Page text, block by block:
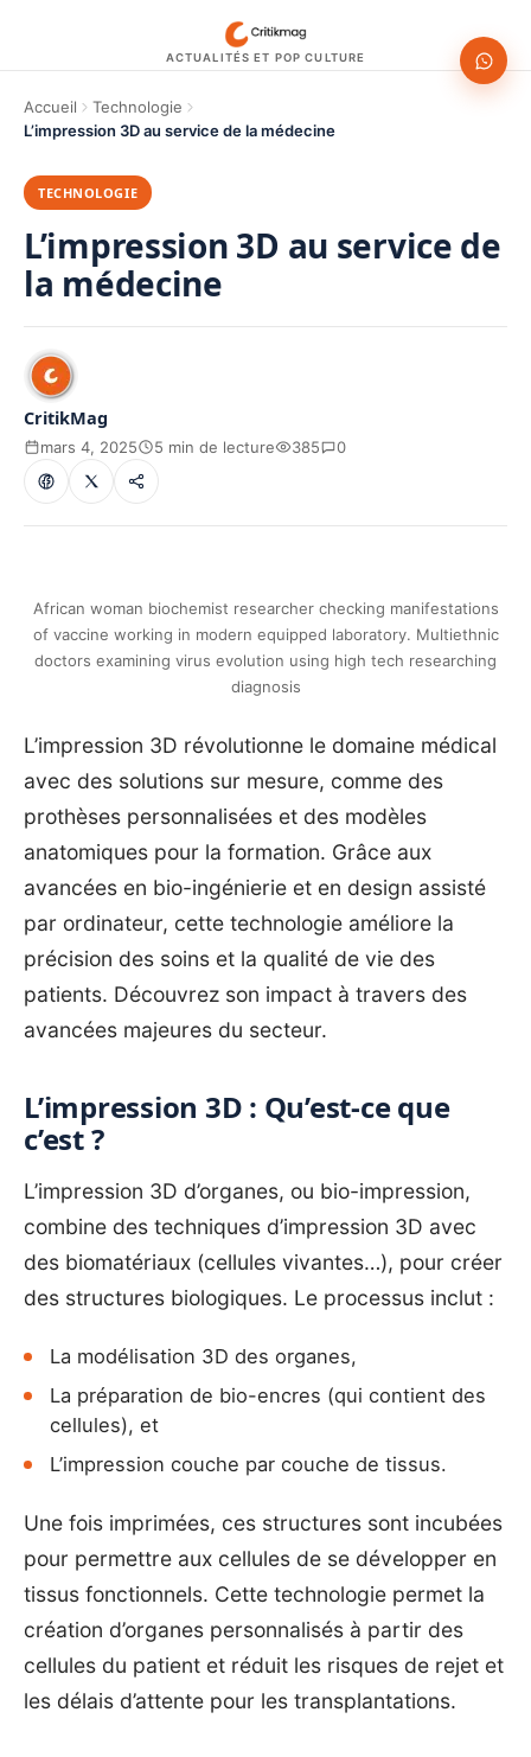
ACTUALITÉS ET POP CULTURE
Accueil
Technologie
L’impression 3D au service de la médecine
TECHNOLOGIE
L’impression 3D au service de
la médecine
CritikMag
mars 4, 2025 5 min de lecture 385 0
African woman biochemist researcher checking manifestations
of vaccine working in modern equipped laboratory. Multiethnic
doctors examining virus evolution using high tech researching
diagnosis
L’impression 3D révolutionne le domaine médical
avec des solutions sur mesure, comme des
prothèses personnalisées et des modèles
anatomiques pour la formation. Grâce aux
avancées en bio-ingénierie et en design assisté
par ordinateur, cette technologie améliore la
précision des soins et la qualité de vie des
patients. Découvrez son impact à travers des
avancées majeures du secteur.
L’impression 3D : Qu’est-ce que
c’est ?
L’impression 3D d’organes, ou bio-impression,
combine des techniques d’impression 3D avec
des biomatériaux (cellules vivantes…), pour créer
des structures biologiques. Le processus inclut :
La modélisation 3D des organes,
La préparation de bio-encres (qui contient des
cellules), et
L’impression couche par couche de tissus.
Une fois imprimées, ces structures sont incubées
pour permettre aux cellules de se développer en
tissus fonctionnels. Cette technologie permet la
création d’organes personnalisés à partir des
cellules du patient et réduit les risques de rejet et
les délais d’attente pour les transplantations.